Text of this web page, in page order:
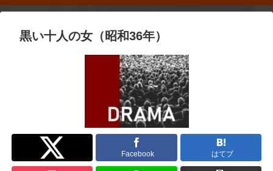
黒い十人の女（昭和36年）
Twitter
Facebook はてブ